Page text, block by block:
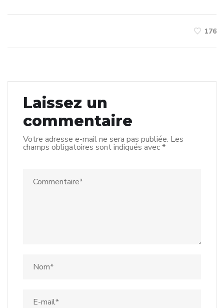
176
Laissez un
commentaire
Votre adresse e-mail ne sera pas publiée. Les
champs obligatoires sont indiqués avec*